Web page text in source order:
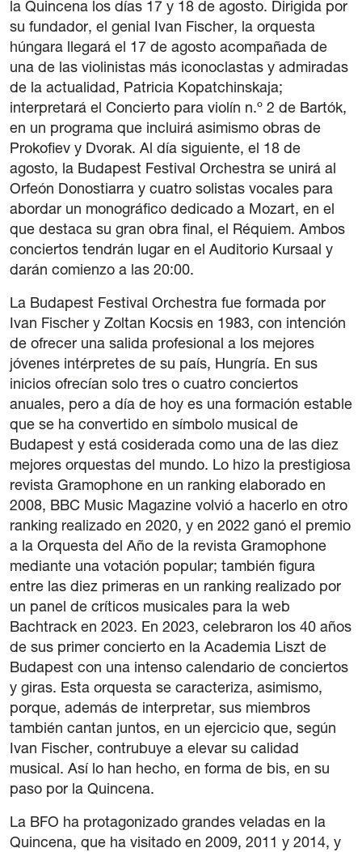
Patrocinio
Transparencia
Contratación
Política lingüística
Aviso legal
Política de privacidad
Política de cookies
Canal de denuncias
la Quincena los días 17 y 18 de agosto. Dirigida por
su fundador, el genial Ivan Fischer, la orquesta
húngara llegará el 17 de agosto acompañada de
una de las violinistas más iconoclastas y admiradas
de la actualidad, Patricia Kopatchinskaja;
interpretará el Concierto para violín n.º 2 de Bartók,
en un programa que incluirá asimismo obras de
Prokofiev y Dvorak. Al día siguiente, el 18 de
agosto, la Budapest Festival Orchestra se unirá al
Orfeón Donostiarra y cuatro solistas vocales para
abordar un monográfico dedicado a Mozart, en el
que destaca su gran obra final, el Réquiem. Ambos
conciertos tendrán lugar en el Auditorio Kursaal y
darán comienzo a las 20:00.
La Budapest Festival Orchestra fue formada por
Ivan Fischer y Zoltan Kocsis en 1983, con intención
de ofrecer una salida profesional a los mejores
jóvenes intérpretes de su país, Hungría. En sus
inicios ofrecían solo tres o cuatro conciertos
anuales, pero a día de hoy es una formación estable
que se ha convertido en símbolo musical de
Budapest y está cosiderada como una de las diez
mejores orquestas del mundo. Lo hizo la prestigiosa
revista Gramophone en un ranking elaborado en
2008, BBC Music Magazine volvió a hacerlo en otro
ranking realizado en 2020, y en 2022 ganó el premio
a la Orquesta del Año de la revista Gramophone
mediante una votación popular; también figura
entre las diez primeras en un ranking realizado por
un panel de críticos musicales para la web
Bachtrack en 2023. En 2023, celebraron los 40 años
de sus primer concierto en la Academia Liszt de
Budapest con una intenso calendario de conciertos
y giras. Esta orquesta se caracteriza, asimismo,
porque, además de interpretar, sus miembros
también cantan juntos, en un ejercicio que, según
Ivan Fischer, contrubuye a elevar su calidad
musical. Así lo han hecho, en forma de bis, en su
paso por la Quincena.
La BFO ha protagonizado grandes veladas en la
Quincena, que ha visitado en 2009, 2011 y 2014, y